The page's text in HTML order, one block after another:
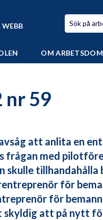
WEBB
OM
nr 59
att anlita en
frågan med
skulle tillhandahålla
för
för
skyldig att på nytt